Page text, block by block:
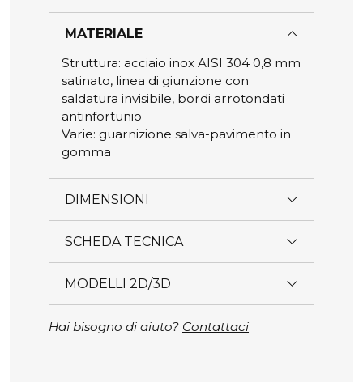
MATERIALE
Struttura: acciaio inox AISI 304 0,8 mm
satinato, linea di giunzione con
saldatura invisibile, bordi arrotondati
antinfortunio
Varie: guarnizione salva-pavimento in
gomma
DIMENSIONI
SCHEDA TECNICA
MODELLI 2D/3D
Hai bisogno di aiuto? Contattaci